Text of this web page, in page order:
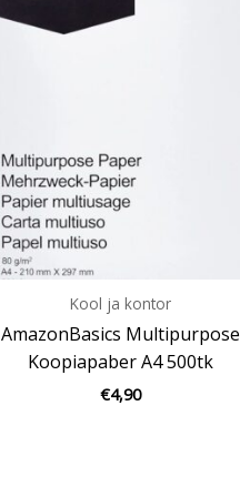
Kool ja kontor
AmazonBasics Multipurpose
Koopiapaber A4 500tk
€4,90